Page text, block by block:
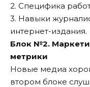
2. Специфика
3. Навыки
интернет-издания.
Блок №2.
метрики
Новые медиа
втором блоке